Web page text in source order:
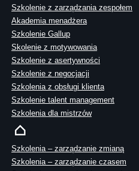
Szkolenie z zarządzania zespołem
Akademia menadżera
Szkolenie Gallup
Skolenie z motywowania
Szkolenie z asertywności
Szkolenie z negocjacji
Szkolenia z obsługi klienta
Szkolenie talent management
Szkolenia dla mistrzów
Szkolenia – zarządzanie zmianą
Szkolenia – zarządzanie czasem